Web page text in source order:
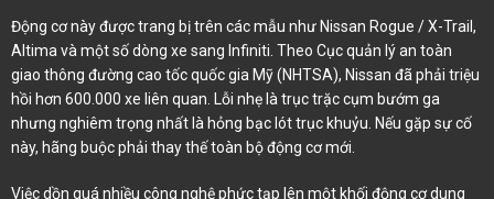
Động cơ này được trang bị trên các mẫu như Nissan Rogue / X-Trail,
Altima và một số dòng xe sang Infiniti. Theo Cục quản lý an toàn
giao thông đường cao tốc quốc gia Mỹ (NHTSA), Nissan đã phải triệu
hồi hơn 600.000 xe liên quan. Lỗi nhẹ là trục trặc cụm bướm ga
nhưng nghiêm trọng nhất là hỏng bạc lót trục khuỷu. Nếu gặp sự cố
này, hãng buộc phải thay thế toàn bộ động cơ mới.
Việc dồn quá nhiều công nghệ phức tạp lên một khối động cơ dung